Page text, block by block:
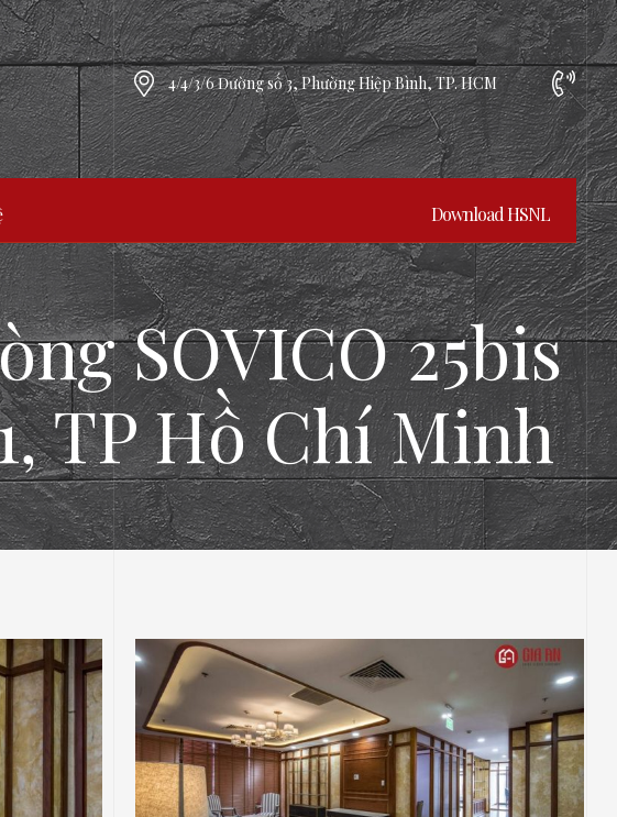
4/4/3/6 Đường số 3, Phường Hiệp Bình, TP. HCM
Download HSNL
SOVICO 25bis
TP Hồ Chí Minh